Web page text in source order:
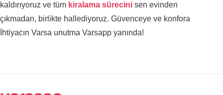
kaldırıyoruz ve tüm kiralama sürecini sen evinden
çıkmadan, birlikte hallediyoruz. Güvenceye ve konfora
İhtiyacın Varsa unutma Varsapp yanında!